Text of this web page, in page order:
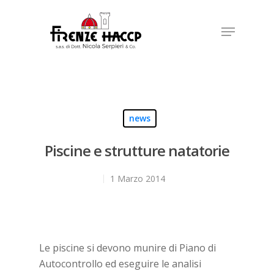
news
Piscine e strutture natatorie
1 Marzo 2014
Le piscine si devono munire di Piano di
Autocontrollo ed eseguire le analisi